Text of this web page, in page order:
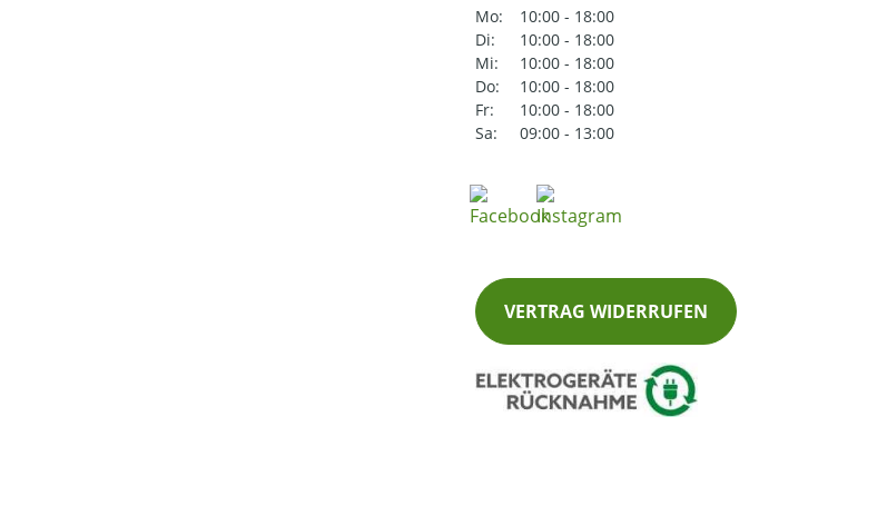
Mo:
10:00 - 18:00
Di:
10:00 - 18:00
Mi:
10:00 - 18:00
Do:
10:00 - 18:00
Fr:
10:00 - 18:00
Sa:
09:00 - 13:00
VERTRAG WIDERRUFEN